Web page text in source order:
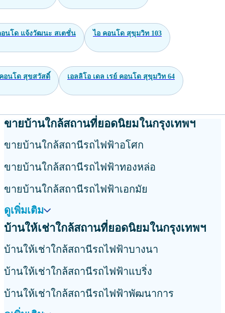
นโด แจ้งวัฒนะ สเตชั่น ไอ คอนโด สุขุมวิท 103
อนโด สุขสวัสดิ์ เอลลิโอ เดล เรย์ คอนโด สุขุมวิท 64
ขายบ้านใกล้สถานที่ยอดนิยมในกรุงเทพฯ
ขายบ้านใกล้สถานีรถไฟฟ้าอโศก
ขายบ้านใกล้สถานีรถไฟฟ้าทองหล่อ
ขายบ้านใกล้สถานีรถไฟฟ้าเอกมัย
ดูเพิ่มเติม
บ้านให้เช่าใกล้สถานที่ยอดนิยมในกรุงเทพฯ
บ้านให้เช่าใกล้สถานีรถไฟฟ้าบางนา
บ้านให้เช่าใกล้สถานีรถไฟฟ้าแบริ่ง
บ้านให้เช่าใกล้สถานีรถไฟฟ้าพัฒนาการ